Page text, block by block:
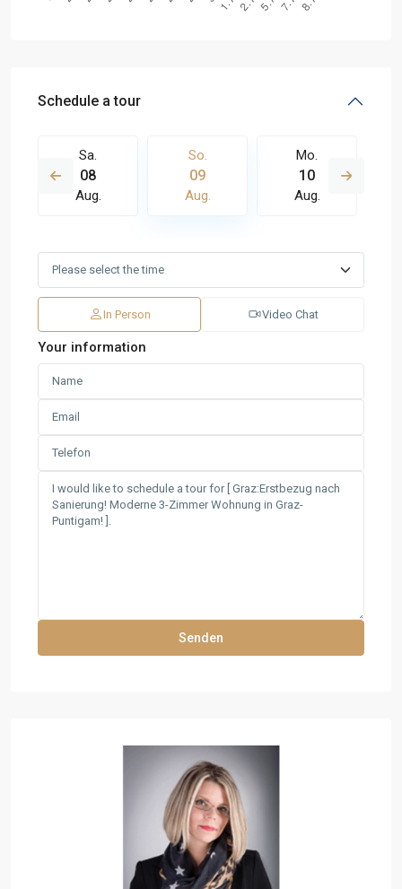
Schedule a tour
Sa.
08
Aug.
So.
09
Aug.
Mo.
10
Aug.
In Person Video Chat
Your information